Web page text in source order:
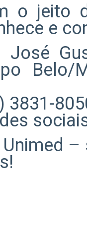
o jeito
e
José
Belo/
3831-
–